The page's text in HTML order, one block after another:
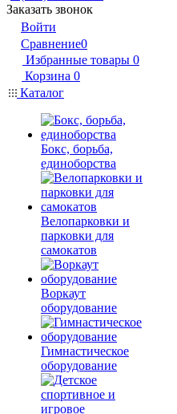
Заказать звонок
Войти
Сравнение0
Избранные товары 0
Корзина 0
Каталог
Бокс, борьба,
единоборства
Велопарковки и
парковки для
самокатов
Воркаут
оборудование
Гимнастическое
оборудование